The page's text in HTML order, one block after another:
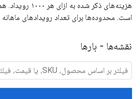
هزینه‌های ذکر شده
است. محدوده‌ها برای تعداد رویدادهای
نقشه‌ها - بارها